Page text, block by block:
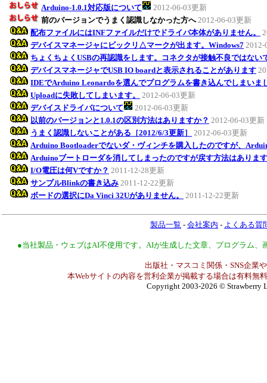
Arduino-1.0.1対応版について
2012-06-03更新
前のバージョンでうまく認識しなかった方へ 2012-06-03更新
配布ファイルにはINFファイルだけでドライバ本体がありません。
デバイスマネージャにビックリ△マークが出ます。Windows7 2012-
ちょくちょくUSBの再認識をします。コネクタが接触不良ではない
デバイスマネージャでUSB IO boardと表示されることがあります
IDEでArduino Leonardoを選んでプログラムを書き込んでしまいま
Uploadに失敗してしまいます。
2012-06-03更新
デバイスドライバについて
2012-06-03更新
以前のバージョンと1.0.1の区別方法はありますか？ 2012-06-03更新
うまく認識しないことがある［2012/6/3更新］
2012-06-03更新
Arduino Bootloaderでないダ・ヴィンチを購入したのですが、
Arduinoブートローダを消してしまったのですが戻す方法はありま
I/O電圧は何Vですか？ 2011-12-28更新
サンプルBlinkの書き込み 2011-12-22更新
ボードの選択にDa Vinci 32Uがありません。
2011-12-22更新
製品一覧 - 会社案内 - よくある質
●当社製品・ウェブはAI不使用です。AIが生成した文章、プログラム
出版社・マスコミ関係・SNS企業
本Webサイトの内容を営利企業が掲載する場合は有料無
Copyright 2003-2026 © Strawberry